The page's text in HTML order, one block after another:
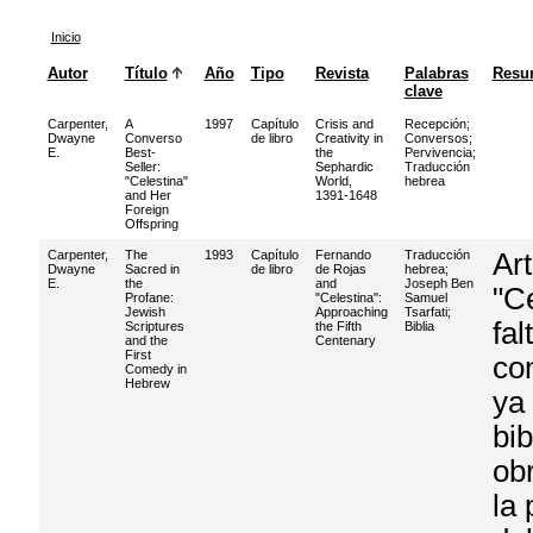
Inicio
Autor Título Año Tipo Revista
Palabras
clave
Carpenter,
Dwayne
E.
A
Converso
Best-
Seller:
"Celestina"
and Her
Foreign
Offspring
1997
Capítulo
de libro
Crisis and
Creativity in
the
Sephardic
World,
1391-1648
Recepción;
Conversos;
Pervivencia;
Traducción
hebrea
Carpenter,
Dwayne
E.
The
Sacred in
the
Profane:
Jewish
Scriptures
and the
First
Comedy in
Hebrew
1993
Capítulo
de libro
Fernando
de Rojas
and
"Celestina":
Approaching
the Fifth
Centenary
Traducción
hebrea;
Joseph Ben
Samuel
Tsarfati;
Biblia
ya
la